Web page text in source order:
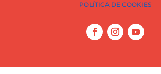
POLÍTICA DE COOKIES